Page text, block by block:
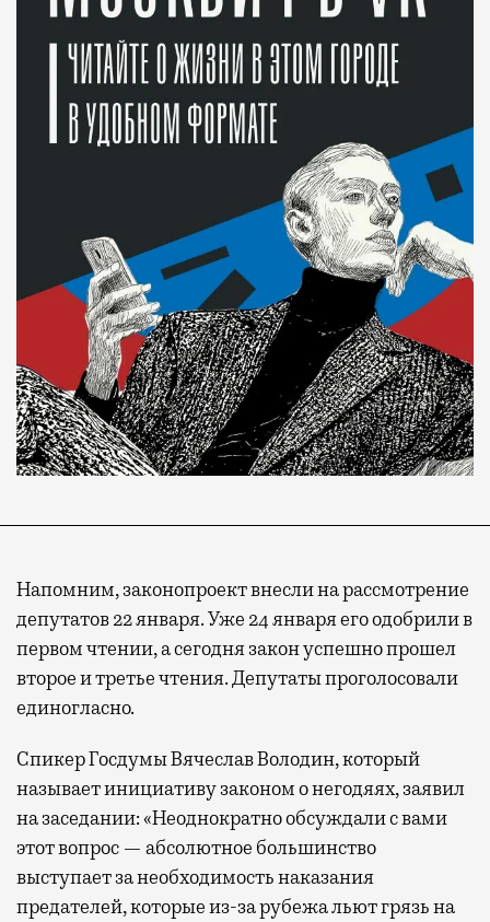
Напомним, законопроект внесли на рассмотрение
депутатов 22 января. Уже 24 января его одобрили в
первом чтении, а сегодня закон успешно прошел
второе и третье чтения. Депутаты проголосовали
единогласно.
Спикер Госдумы Вячеслав Володин, который
называет инициативу законом о негодяях, заявил
на заседании: «Неоднократно обсуждали с вами
этот вопрос — абсолютное большинство
выступает за необходимость наказания
предателей, которые из-за рубежа льют грязь на